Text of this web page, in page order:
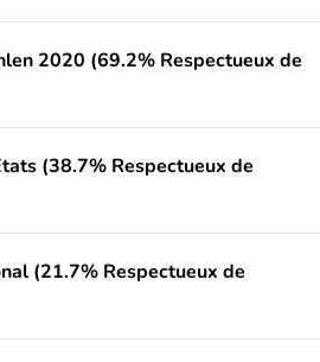
2020 (69.2% Respectueux de
(38.7% Respectueux de
(21.7% Respectueux de